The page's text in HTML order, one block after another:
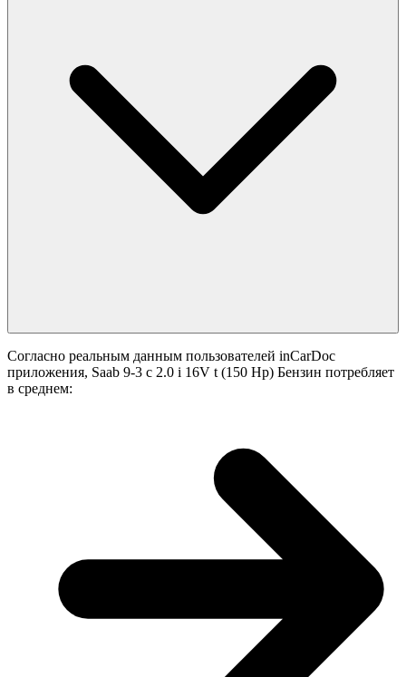
Согласно реальным данным пользователей inCarDoc
приложения, Saab 9-3 с 2.0 i 16V t (150 Hp) Бензин потребляет
в среднем: